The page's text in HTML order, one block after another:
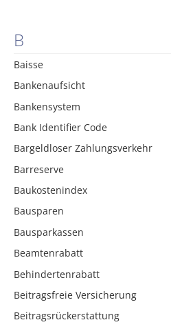
B
Baisse
Bankenaufsicht
Bankensystem
Bank Identifier Code
Bargeldloser Zahlungsverkehr
Barreserve
Baukostenindex
Bausparen
Bausparkassen
Beamtenrabatt
Behindertenrabatt
Beitragsfreie Versicherung
Beitragsrückerstattung